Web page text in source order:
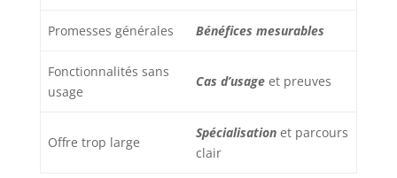
Promesses générales Bénéfices mesurables
Fonctionnalités sans
usage
Cas d’usage et preuves
Offre trop large
Spécialisation et parcours
clair